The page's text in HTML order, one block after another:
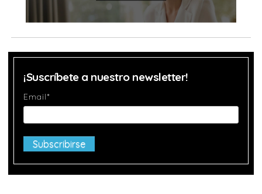
¡Suscríbete a nuestro newsletter!
Email*